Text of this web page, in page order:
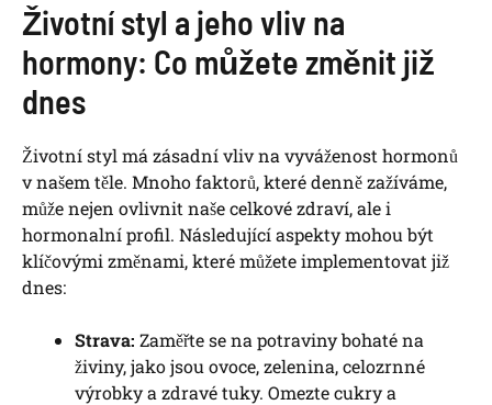
Životní styl a jeho vliv na
hormony: Co můžete změnit již
dnes
Životní styl má zásadní vliv na vyváženost hormonů
v našem těle. Mnoho faktorů, které denně zažíváme,
může nejen ovlivnit naše celkové zdraví, ale i
hormonalní profil. Následující aspekty mohou být
klíčovými změnami, které můžete implementovat již
dnes:
Strava: Zaměřte se na potraviny bohaté na
živiny, jako jsou ovoce, zelenina, celozrnné
výrobky a zdravé tuky. Omezte cukry a